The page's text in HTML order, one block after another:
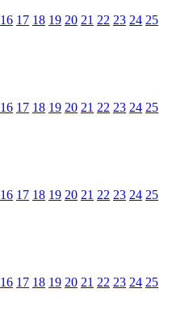
16 17 18 19 20 21 22 23 24 25
16 17 18 19 20 21 22 23 24 25
16 17 18 19 20 21 22 23 24 25
16 17 18 19 20 21 22 23 24 25